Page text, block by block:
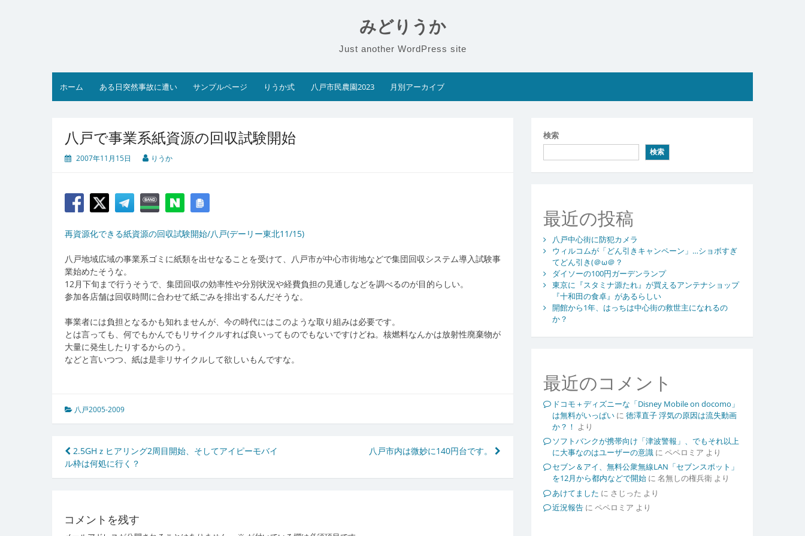
みどりうか
Just another WordPress site
ホーム ある日突然事故に遭い サンプルページ りうか式 八戸市民農園2023 月別アーカイブ
八戸で事業系紙資源の回収試験開始
2007年11月15日 りうか
再資源化できる紙資源の回収試験開始/八戸(デーリー東北11/15)
八戸地域広域の事業系ゴミに紙類を出せなることを受けて、八戸市が中心市街地などで集団回収システム導入試験事
業始めたそうな。
12月下旬まで行うそうで、集団回収の効率性や分別状況や経費負担の見通しなどを調べるのが目的らしい。
参加各店舗は回収時間に合わせて紙ごみを排出するんだそうな。
事業者には負担となるかも知れませんが、今の時代にはこのような取り組みは必要です。
とは言っても、何でもかんでもリサイクルすれば良いってものでもないですけどね。核燃料なんかは放射性廃棄物が
大量に発生したりするからのう。
などと言いつつ、紙は是非リサイクルして欲しいもんですな。
八戸2005-2009
投
稿
ビ
2.5GHｚヒアリング2周目開始、そしてアイピーモバイ
ル枠は何処に行く？
八戸市内は微妙に140円台です。
コメントを残す
検索
検索
最近の投稿
八戸中心街に防犯カメラ
ウィルコムが「どん引きキャンペーン」…ショボすぎ
てどん引き(＠ω＠？
ダイソーの100円ガーデンランプ
東京に『スタミナ源たれ』が買えるアンテナショップ
『十和田の食卓』があるらしい
開館から1年、はっちは中心街の救世主になれるの
か？
最近のコメント
ドコモ＋ディズニーな「Disney Mobile on docomo」
は無料がいっぱいに 徳澤直子 浮気の原因は流失動画
か？！ より
ソフトバンクが携帯向け「津波警報」、でもそれ以上
に大事なのはユーザーの意識に ペペロミア より
セブン＆アイ、無料公衆無線LAN「セブンスポット」
を12月から都内などで開始に 名無しの権兵衛より
あけてました に さじった より
近況報告に ペペロミア より